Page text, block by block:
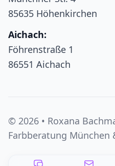
85635 Höhenkirchen
Aichach:
Föhrenstraße 1
86551 Aichach
© 2026 • Roxana
Farbberatung München